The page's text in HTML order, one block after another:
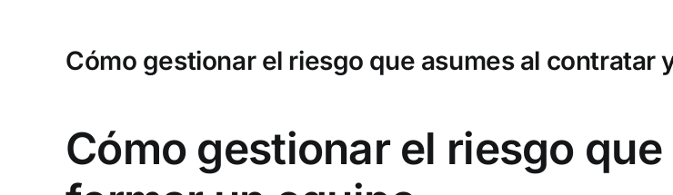
Cómo gestionar el riesgo que asumes al contratar
Cómo gestionar el riesgo